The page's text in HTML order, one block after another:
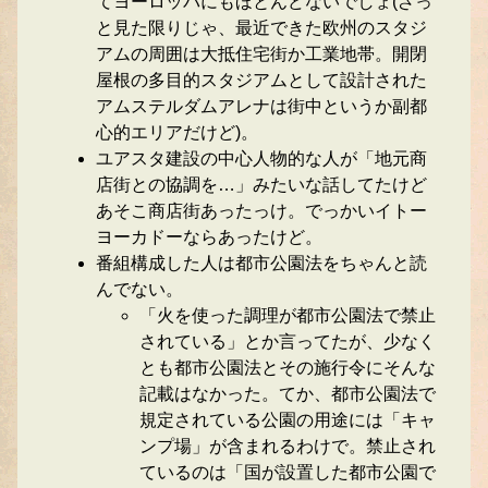
と見た限りじゃ、最近できた欧州のスタジ
アムの周囲は大抵住宅街か工業地帯。開閉
屋根の多目的スタジアムとして設計された
アムステルダムアレナは街中というか副都
心的エリアだけど)。
ユアスタ建設の中心人物的な人が「地元商
店街との協調を…」みたいな話してたけど
あそこ商店街あったっけ。でっかいイトー
ヨーカドーならあったけど。
番組構成した人は都市公園法をちゃんと読
んでない。
「火を使った調理が都市公園法で禁止
されている」とか言ってたが、少なく
とも都市公園法とその施行令にそんな
記載はなかった。てか、都市公園法で
規定されている公園の用途には「キャ
ンプ場」が含まれるわけで。禁止され
ているのは「国が設置した都市公園で